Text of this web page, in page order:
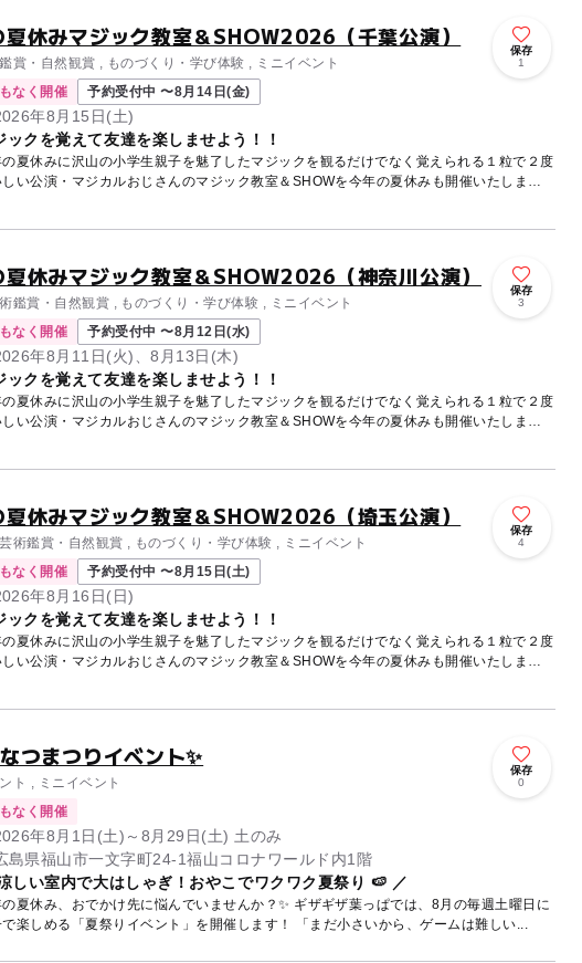
休みマジック教室＆SHOW2026（千葉公演）
賞・自然観賞 , ものづくり・学び体験 , ミニイベント
保存
1
なく開催 予約受付中 〜8月14日(金)
年8月15日(土)
ックを覚えて友達を楽しませよう！！
の夏休みに沢山の小学生親子を魅了したマジックを観るだけでなく覚えられる１粒で２度
しい公演・マジカルおじさんのマジック教室＆SHOWを今年の夏休みも開催いたしま
休みマジック教室＆SHOW2026（神奈川公演）
鑑賞・自然観賞 , ものづくり・学び体験 , ミニイベント
保存
3
なく開催 予約受付中 〜8月12日(水)
年8月11日(火)、8月13日(木)
ックを覚えて友達を楽しませよう！！
の夏休みに沢山の小学生親子を魅了したマジックを観るだけでなく覚えられる１粒で２度
しい公演・マジカルおじさんのマジック教室＆SHOWを今年の夏休みも開催いたしま
休みマジック教室＆SHOW2026（埼玉公演）
術鑑賞・自然観賞 , ものづくり・学び体験 , ミニイベント
保存
4
なく開催 予約受付中 〜8月15日(土)
年8月16日(日)
ックを覚えて友達を楽しませよう！！
の夏休みに沢山の小学生親子を魅了したマジックを観るだけでなく覚えられる１粒で２度
しい公演・マジカルおじさんのマジック教室＆SHOWを今年の夏休みも開催いたしま
つまつりイベント✨
ト , ミニイベント
保存
0
なく開催
年8月1日(土)～8月29日(土) 土のみ
島県福山市一文字町24-1福山コロナワールド内1階
しい室内で大はしゃぎ！おやこでワクワク夏祭り 🍉 ／
の夏休み、おでかけ先に悩んでいませんか？✨ ギザギザ葉っぱでは、8月の毎週土曜日に
親子で楽しめる「夏祭りイベント」を開催します！ 「まだ小さいから、ゲームは難しい...